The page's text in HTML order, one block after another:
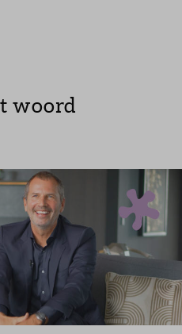
woord